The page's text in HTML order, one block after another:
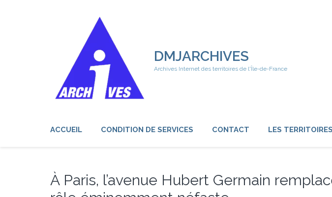
DMJARCHIVES
Archives Internet des territoires de l'Île-de-France
ACCUEIL CONDITION DE SERVICES CONTACT LES
À Paris, l’avenue Hubert Germain